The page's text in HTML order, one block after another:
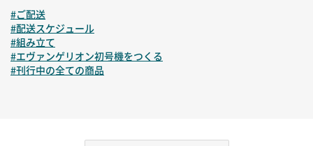
#ご配送
#配送スケジュール
#組み立て
#エヴァンゲリオン初号機をつくる
#刊行中の全ての商品